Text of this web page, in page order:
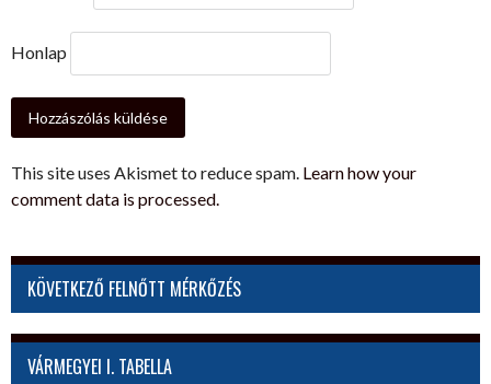
Honlap
This site uses Akismet to reduce spam. Learn how your
comment data is processed.
KÖVETKEZŐ FELNŐTT MÉRKŐZÉS
VÁRMEGYEI I. TABELLA